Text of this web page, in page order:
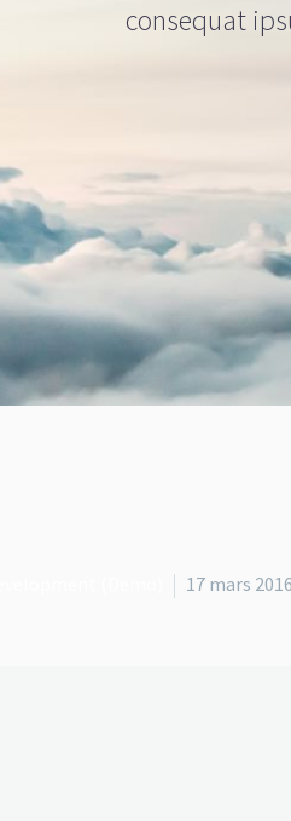
consequat
17 mars 2016